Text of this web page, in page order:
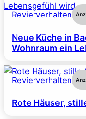
Revierverhalten
Neue Küche in
Wohnraum ein
Revierverhalten
Rote Häuser,